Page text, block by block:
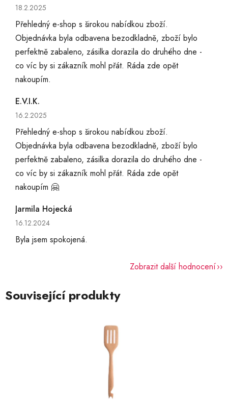
Hodnocení obchodu je 5 z 5 hvězdiček.
18.2.2025
Přehledný e-shop s širokou nabídkou zboží.
Objednávka byla odbavena bezodkladně, zboží bylo
perfektně zabaleno, zásilka dorazila do druhého dne -
co víc by si zákazník mohl přát. Ráda zde opět
nakoupím.
E.V.I.K.
Hodnocení obchodu je 5 z 5 hvězdiček.
16.2.2025
Přehledný e-shop s širokou nabídkou zboží.
Objednávka byla odbavena bezodkladně, zboží bylo
perfektně zabaleno, zásilka dorazila do druhého dne -
co víc by si zákazník mohl přát. Ráda zde opět
nakoupím 🤗
Jarmila Hojecká
Hodnocení obchodu je 5 z 5 hvězdiček.
16.12.2024
Byla jsem spokojená.
Zobrazit další hodnocení
Související produkty